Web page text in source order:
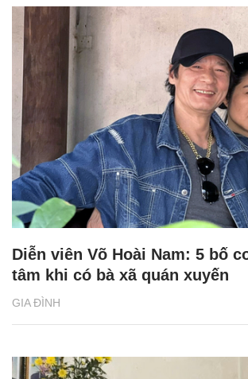
GIA ĐÌNH
Diễn viên Võ Hoài Nam: 5 bố
tâm khi có bà xã quán xuyến